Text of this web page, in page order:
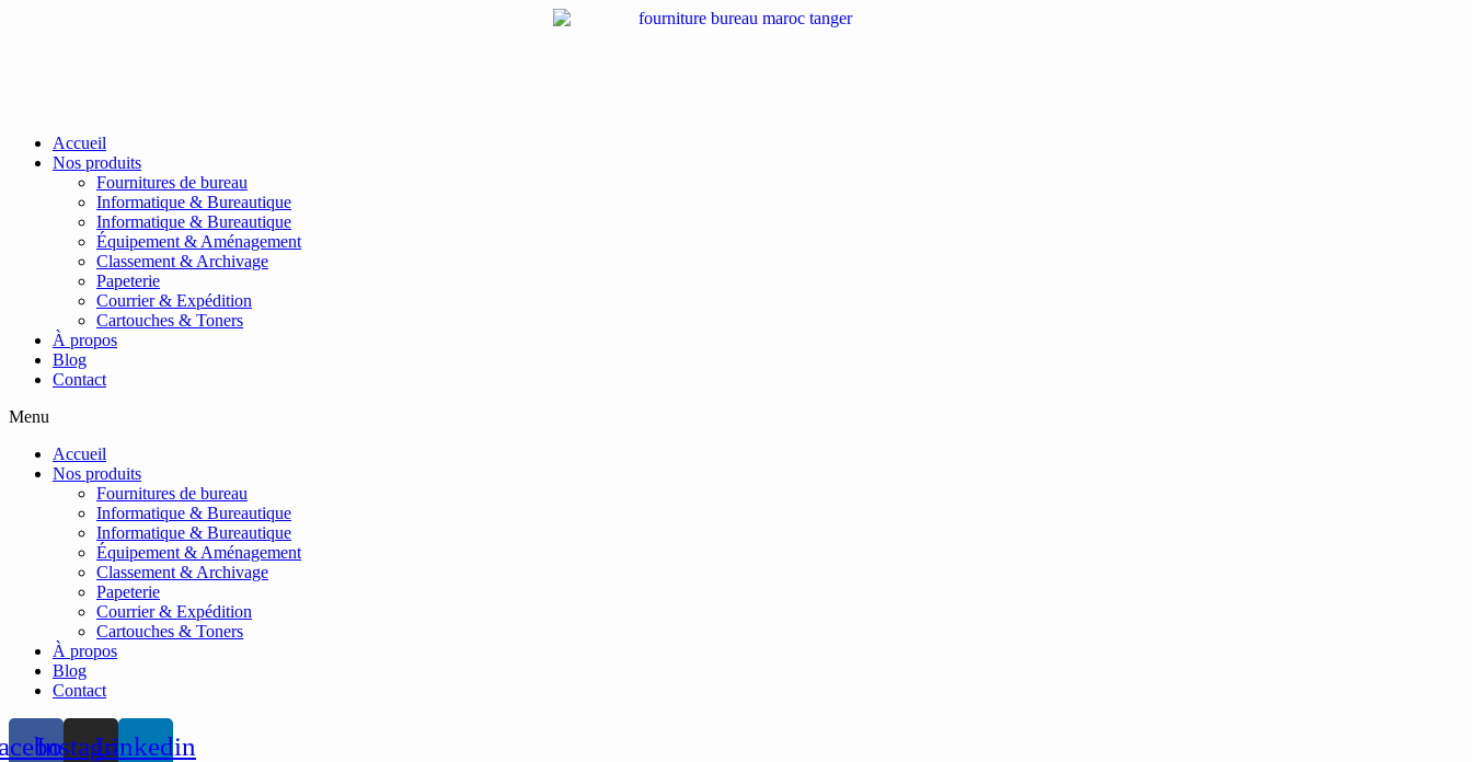
Accueil
Nos produits
Fournitures de bureau
Informatique & Bureautique
Informatique & Bureautique
Équipement & Aménagement
Classement & Archivage
Papeterie
Courrier & Expédition
Cartouches & Toners
À propos
Blog
Contact
Menu
Accueil
Nos produits
Fournitures de bureau
Informatique & Bureautique
Informatique & Bureautique
Équipement & Aménagement
Classement & Archivage
Papeterie
Courrier & Expédition
Cartouches & Toners
À propos
Blog
Contact
InstagramLinkedin